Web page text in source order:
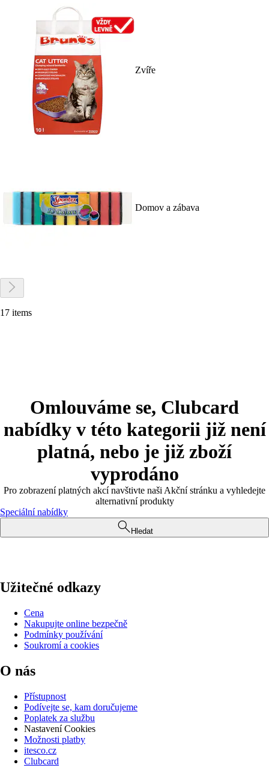
Zvíře
Domov a zábava
17 items
Omlouváme se, Clubcard
nabídky v této kategorii již není
platná, nebo je již zboží
vyprodáno
Pro zobrazení platných akcí navštivte naši Akční stránku a vyhledejte
alternativní produkty
Speciální nabídky
Hledat
Užitečné odkazy
Cena
Nakupujte online bezpečně
Podmínky používání
Soukromí a cookies
O nás
Přístupnost
Podívejte se, kam doručujeme
Poplatek za službu
Nastavení Cookies
Možnosti platby
itesco.cz
Clubcard